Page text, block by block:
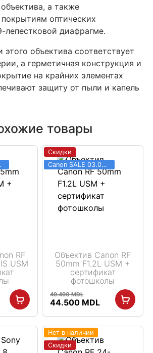
а также
оптических
лепестковой диафрагме.
этого объектива соответствует
а герметичная конструкция и
на крайних элементах
защиту от пыли и капель
товары
RF
USM
Текущая
цена:
Скидки
Canon SALE 03.06 - 31.08
Объектив Canon RF
50mm F1.2L USM +
сертификат
фотошколы
49.490MDL
Первоначальная
49.490 MDL.
44.500 MDL Текущая
цена:
Нет в наличии
Скидки